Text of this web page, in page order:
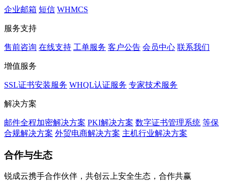
企业邮箱 短信 WHMCS
服务支持
售前咨询 在线支持 工单服务 客户公告 会员中心 联系我们
增值服务
SSL证书安装服务 WHQL认证服务 专家技术服务
解决方案
邮件全程加密解决方案 PKI解决方案 数字证书管理系统 等保
合规解决方案 外贸电商解决方案 主机行业解决方案
合作与生态
锐成云携手合作伙伴，共创云上安全生态，合作共赢